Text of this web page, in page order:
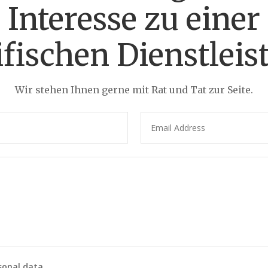
Interesse zu einer
Wir stehen Ihnen gerne mit Rat und Tat zur Seite.